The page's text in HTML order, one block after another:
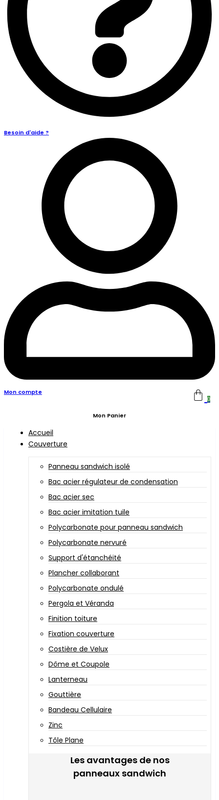
Besoin d'aide ?
Mon compte
0
Mon Panier
Accueil
Couverture
Panneau sandwich isolé
Bac acier régulateur de condensation
Bac acier sec
Bac acier imitation tuile
Polycarbonate pour panneau sandwich
Polycarbonate nervuré
Support d'étanchéité
Plancher collaborant
Polycarbonate ondulé
Pergola et Véranda
Finition toiture
Fixation couverture
Costière de Velux
Dôme et Coupole
Lanterneau
Gouttière
Bandeau Cellulaire
Zinc
Tôle Plane
Les avantages de nos
panneaux sandwich